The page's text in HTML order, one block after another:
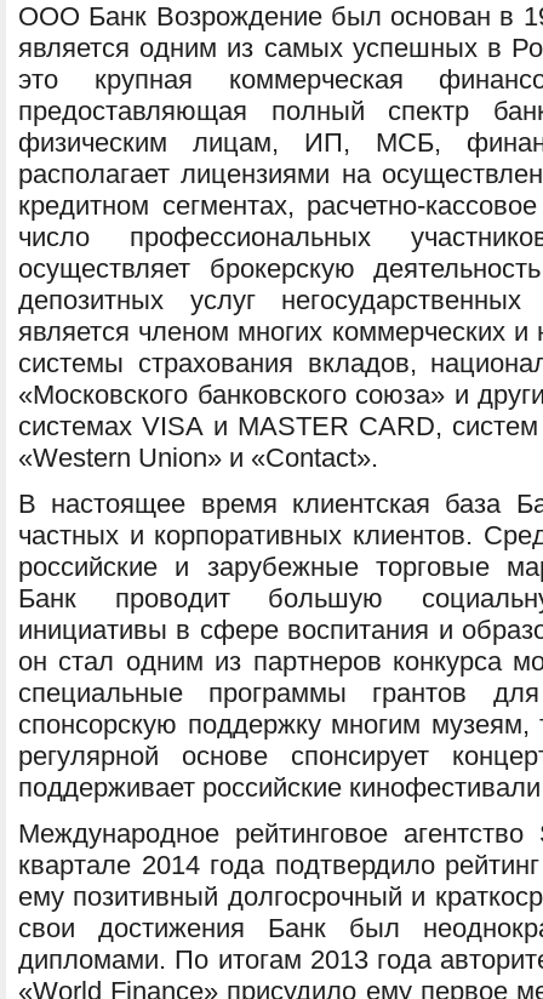
ООО Банк Возрождение был основан в
является одним из самых успешных в
это крупная коммерческая
предоставляющая полный спектр
физическим лицам, ИП, МСБ,
располагает лицензиями на
кредитном сегментах, расчетно-
число профессиональных
осуществляет брокерскую
депозитных услуг
является членом многих коммерческих и
системы страхования вкладов,
«Московского банковского союза» и
системах VISA и MASTER CARD,
«Western Union» и «Contact».
В настоящее время клиентская база
частных и корпоративных клиентов.
российские и зарубежные торговые
Банк проводит большую
инициативы в сфере воспитания и
он стал одним из партнеров конкурса
специальные программы грантов
спонсорскую поддержку многим
регулярной основе спонсирует
поддерживает российские
Международное рейтинговое
квартале 2014 года подтвердило
ему позитивный долгосрочный и
свои достижения Банк был
дипломами. По итогам 2013 года
«World Finance» присудило ему первое